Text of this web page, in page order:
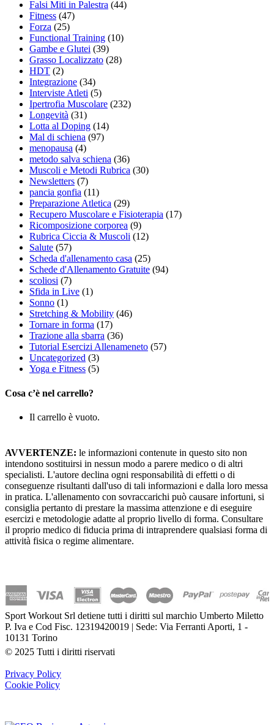
Falsi Miti in Palestra (44)
Fitness (47)
Forza (25)
Functional Training (10)
Gambe e Glutei (39)
Grasso Localizzato (28)
HDT (2)
Integrazione (34)
Interviste Atleti (5)
Ipertrofia Muscolare (232)
Longevità (31)
Lotta al Doping (14)
Mal di schiena (97)
menopausa (4)
metodo salva schiena (36)
Muscoli e Metodi Rubrica (30)
Newsletters (7)
pancia gonfia (11)
Preparazione Atletica (29)
Recupero Muscolare e Fisioterapia (17)
Ricomposizione corporea (9)
Rubrica Ciccia & Muscoli (12)
Salute (57)
Scheda d'allenamento casa (25)
Schede d'Allenamento Gratuite (94)
scoliosi (7)
Sfida in Live (1)
Sonno (1)
Stretching & Mobility (46)
Tornare in forma (17)
Trazione alla sbarra (36)
Tutorial Esercizi Allenameneto (57)
Uncategorized (3)
Yoga e Fitness (5)
Cosa c’è nel carrello?
Il carrello è vuoto.
AVVERTENZE: le informazioni contenute in questo sito non
intendono sostituirsi in nessun modo a parere medico o di altri
specialisti. L'autore declina ogni responsabilità di effetti o di
conseguenze risultanti dall'uso di tali informazioni e dalla loro messa
in pratica. L'allenamento con sovraccarichi può causare infortuni, si
consiglia pertanto di prestare la massima attenzione e di eseguire
esercizi e metodologie adatte al proprio livello di forma. Consultare
il proprio medico di fiducia prima di intraprendere qualsiasi forma di
attività fisica o regime alimentare.
Sport Workout Srl detiene tutti i diritti sul marchio Umberto Miletto
P. Iva e Cod Fisc. 12319420019 | Sede: Via Ferranti Aporti, 1 -
10131 Torino
© 2025 Tutti i diritti riservati
Privacy Policy
Cookie Policy